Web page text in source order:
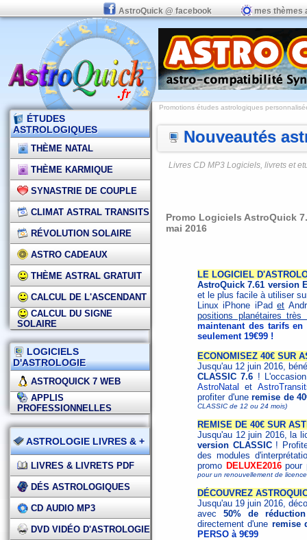
AstroQuick @ facebook mes thèmes
ÉTUDES
ASTROLOGIQUES
THÈME NATAL
THÈME KARMIQUE
SYNASTRIE DE COUPLE
CLIMAT ASTRAL TRANSITS
RÉVOLUTION SOLAIRE
ASTRO CADEAUX
THÈME ASTRAL GRATUIT
CALCUL DE L'ASCENDANT
CALCUL DU SIGNE
SOLAIRE
LOGICIELS
D'ASTROLOGIE
ASTROQUICK 7 WEB
APPLIS
PROFESSIONNELLES
ASTROLOGIE LIVRES & +
LIVRES & LIVRETS PDF
DÉS ASTROLOGIQUES
CD AUDIO MP3
DVD VIDÉO D'ASTROLOGIE
Promotions études astrologiques
Nouveautés
Livres CD MP3 Logiciels, livrets et
Promo Logiciels AstroQuick
mai 2016
LE LOGICIEL
AstroQuick 7.61 version
et le plus facile à utiliser
Linux iPhone iPadet
positions planétaires
maintenant des tarifs
seulement 19€99 !
ECONOMISEZ 40€ SUR
Jusqu'au 12 juin 2016,
CLASSIC 7.6 !
AstroNatal
et
profiter d'uneremise de
CLASSIC de 12 ou 24 mois)
REMISE DE 40€ SUR
Jusqu'au 12 juin 2016, la
version CLASSIC!
des modules
promo DELUXE2016pour
pour un renouvellement de
DÉCOUVREZ
Jusqu'au 19 juin 2016,
avec50% de réduction
directement d'une remise
PERSO à 9€99